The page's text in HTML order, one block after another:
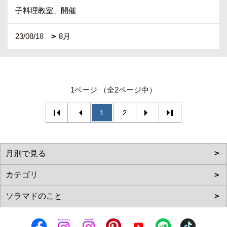
子料理教室」開催
23/08/18 8月
1ページ （全2ページ中）
1 2